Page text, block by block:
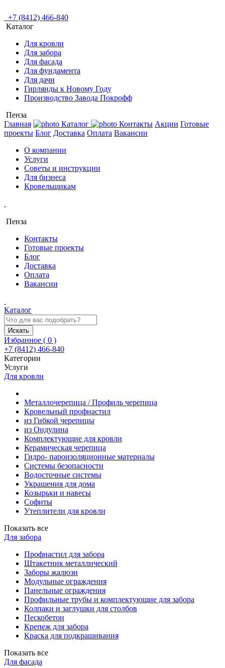
+7 (8412) 466-840
Каталог
Для кровли
Для забора
Для фасада
Для фундамента
Для дачи
Гирлянды к Новому Году
Производство Завода Покрофф
Пенза
Главная
Каталог Контакты Акции Готовые
проекты Блог Доставка Оплата Вакансии
О компании
Услуги
Советы и инструкции
Для бизнеса
Кровельщикам
Пенза
Контакты
Готовые проекты
Блог
Доставка
Оплата
Вакансии
Каталог
Искать
Избранное ( 0 )
+7 (8412) 466-840
Категории
Услуги
Для кровли
Металлочерепица / Профиль черепица
Кровельный профнастил
из Гибкой черепицы
из Ондулина
Комплектующие для кровли
Керамическая черепица
Гидро- пароизоляционные материалы
Системы безопасности
Водосточные системы
Украшения для дома
Козырьки и навесы
Софиты
Утеплители для кровли
Показать все
Для забора
Профнастил для забора
Штакетник металлический
Заборы жалюзи
Модульные ограждения
Панельные ограждения
Профильные трубы и комплектующие для забора
Колпаки и заглушки для столбов
Пескобетон
Крепеж для забора
Краска для подкрашивания
Показать все
Для фасада